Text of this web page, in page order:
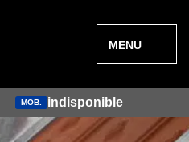
MENU
MOB. indisponible